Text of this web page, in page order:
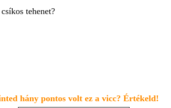
tehenet?
hány pontos volt ez a vicc? Értékeld!